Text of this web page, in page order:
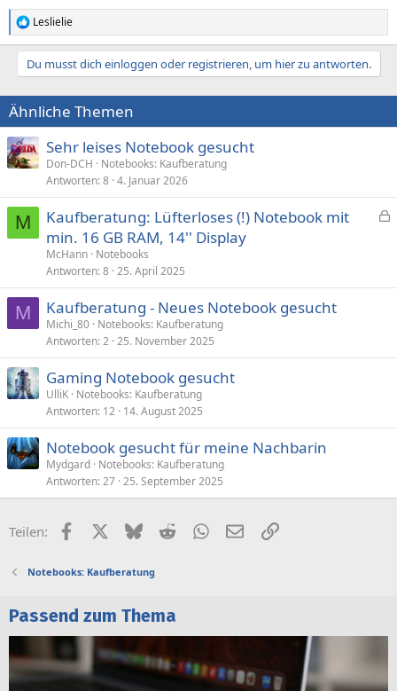
R
e
a
i
o
n
e
n
:
Leslielie
Du musst dich einloggen oder registrieren, um hier zu antworten.
Ähnliche Themen
Sehr leises Notebook gesucht
Don-DCH
Notebooks: Kaufberatung
Antworten 8 4. Januar 2026
M
e
Kaufberatung: Lüfterloses (!) Notebook mit
min. 16 GB RAM, 14'' Display
McHann Notebooks
Antworten 8 25. April 2025
M Kaufberatung - Neues Notebook gesucht
Michi_80 Notebooks: Kaufberatung
Antworten 2 25. November 2025
Gaming Notebook gesucht
UlliK Notebooks: Kaufberatung
Antworten 12 14. August 2025
Notebook gesucht für meine Nachbarin
Mydgard Notebooks: Kaufberatung
Antworten 27 25. September 2025
Teilen: FacebookX (Twitter)
BlueskyRedditWhatsApp
E-MailLink
Notebooks: Kaufberatung
Passend zum Thema